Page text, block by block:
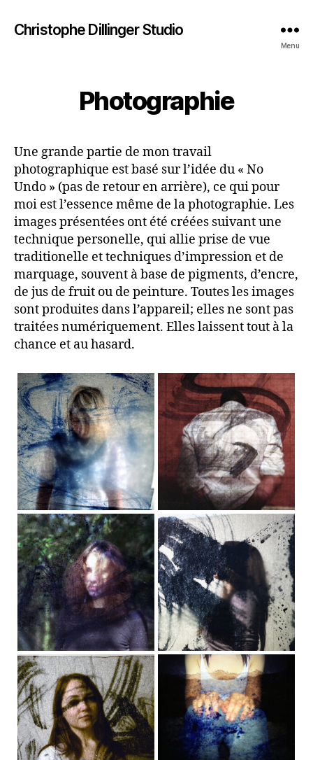
Christophe Dillinger Studio
Menu
Photographie
Une grande partie de mon travail
photographique est basé sur l’idée du « No
Undo » (pas de retour en arrière), ce qui pour
moi est l’essence même de la photographie. Les
images présentées ont été créées suivant une
technique personelle, qui allie prise de vue
traditionelle et techniques d’impression et de
marquage, souvent à base de pigments, d’encre,
de jus de fruit ou de peinture. Toutes les images
sont produites dans l’appareil; elles ne sont pas
traitées numériquement. Elles laissent tout à la
chance et au hasard.